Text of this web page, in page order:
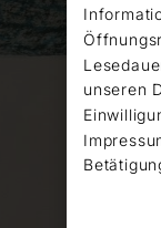
unseren